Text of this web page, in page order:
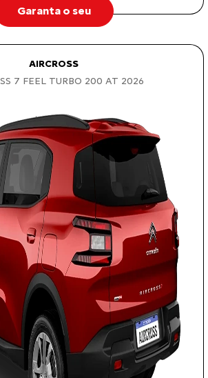
Garanta o seu
AIRCROSS
7 FEEL TURBO 200 AT 2026